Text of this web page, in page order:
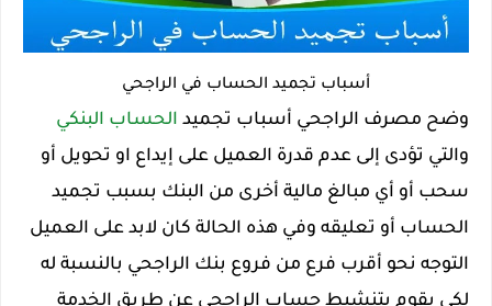
أسباب تجميد الحساب في الراجحي
وضح مصرف الراجحي أسباب تجميد الحساب البنكي
والتي تؤدى إلى عدم قدرة العميل على إيداع او تحويل أو
سحب أو أي مبالغ مالية أخرى من البنك بسبب تجميد
الحساب أو تعليقه وفي هذه الحالة كان لابد على العميل
التوجه نحو أقرب فرع من فروع بنك الراجحي بالنسبة له
لكي يقوم بتنشيط حساب الراجحي عن طريق الخدمة